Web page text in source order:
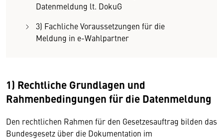
Datenmeldung lt. DokuG
3) Fachliche Voraussetzungen für die
Meldung in e-Wahlpartner
1) Rechtliche Grundlagen und
Rahmenbedingungen für die Datenmeldung
Den rechtlichen Rahmen für den Gesetzesauftrag bilden das
Bundesgesetz über die Dokumentation im